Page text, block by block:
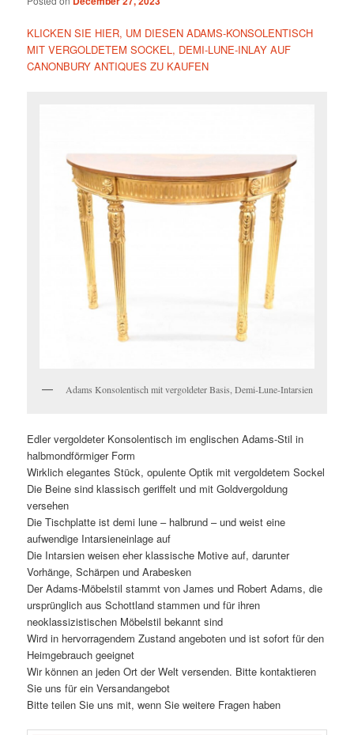
KLICKEN SIE HIER, UM DIESEN ADAMS-KONSOLENTISCH
MIT VERGOLDETEM SOCKEL, DEMI-LUNE-INLAY AUF
CANONBURY ANTIQUES ZU KAUFEN
Adams Konsolentisch mit vergoldeter Basis, Demi-Lune-Intarsien
Edler vergoldeter Konsolentisch im englischen Adams-Stil in
halbmondförmiger Form
Wirklich elegantes Stück, opulente Optik mit vergoldetem Sockel
Die Beine sind klassisch geriffelt und mit Goldvergoldung
versehen
Die Tischplatte ist demi lune – halbrund – und weist eine
aufwendige Intarsieneinlage auf
Die Intarsien weisen eher klassische Motive auf, darunter
Vorhänge, Schärpen und Arabesken
Der Adams-Möbelstil stammt von James und Robert Adams, die
ursprünglich aus Schottland stammen und für ihren
neoklassizistischen Möbelstil bekannt sind
Wird in hervorragendem Zustand angeboten und ist sofort für den
Heimgebrauch geeignet
Wir können an jeden Ort der Welt versenden. Bitte kontaktieren
Sie uns für ein Versandangebot
Bitte teilen Sie uns mit, wenn Sie weitere Fragen haben